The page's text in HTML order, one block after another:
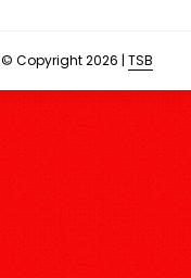
© Copyright 2026 | TSB